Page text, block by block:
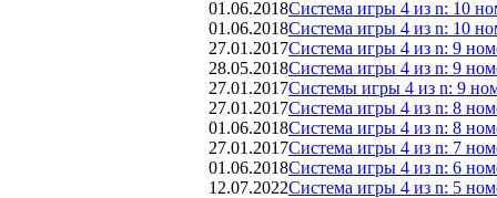
01.06.2018Система игры 4 из n: 10
01.06.2018Система игры 4 из n: 10
27.01.2017Система игры 4 из n: 9
28.05.2018Система игры 4 из n: 9
27.01.2017Системы игры 4 из n: 9
27.01.2017Система игры 4 из n: 8
01.06.2018Система игры 4 из n: 8
27.01.2017Система игры 4 из n: 7
01.06.2018Система игры 4 из n: 6
12.07.2022Система игры 4 из n: 5